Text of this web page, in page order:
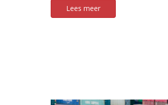
Lees meer